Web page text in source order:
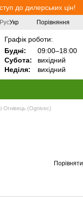
до дилерських цін!
РусУкр Порівняння
Графік роботи:
Будні:
09:00–18:00
Субота:
вихідний
Неділя:
вихідний
Огнівець (Ognivec)
Порівняти